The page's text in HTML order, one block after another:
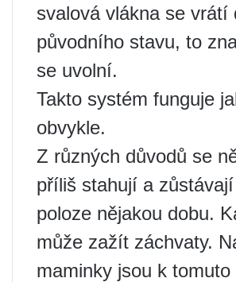
svalová vlákna se vrátí
původního stavu, to
se uvolní.
Takto systém funguje
obvykle.
Z různých důvodů se
příliš stahují a
poloze nějakou dobu.
může zažít záchvaty.
maminky jsou k tomuto